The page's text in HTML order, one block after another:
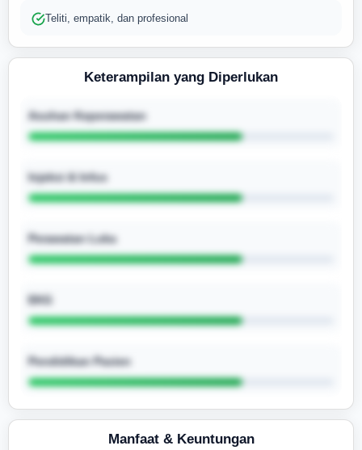
Teliti, empatik, dan profesional
Keterampilan yang Diperlukan
Asuhan Keperawatan
Injeksi & Infus
Perawatan Luka
EKG
Pendidikan Pasien
Manfaat & Keuntungan